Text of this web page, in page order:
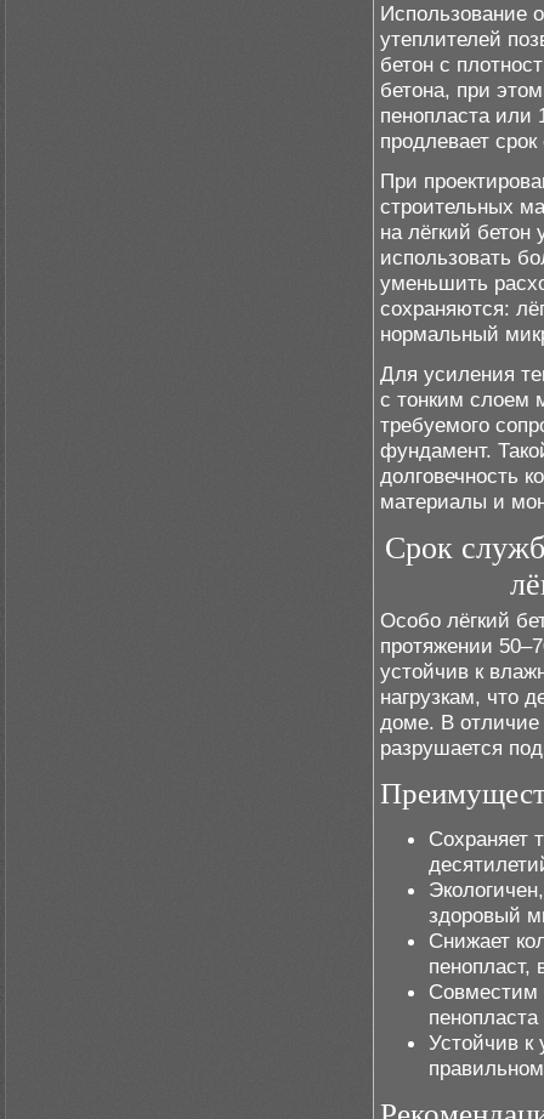
Использование
утеплителей
бетон с
бетона, при
пенопласта или
продлевает
При
строительных
на лёгкий
использовать
уменьшить
сохраняются:
нормальный
Для усиления
с тонким слоем
требуемого
фундамент.
долговечность
материалы и
Срок
Особо лёгкий
протяжении
устойчив к
нагрузкам, что
доме. В отличие
разрушается
Сохраняет
здоровый
Снижает
пенопласт,
Совместим
Устойчив к